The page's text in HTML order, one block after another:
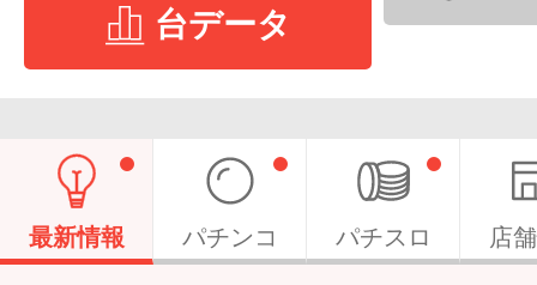
台データ
最新情報 パチンコ パチスロ 店